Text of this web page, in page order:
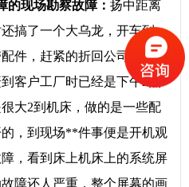
现场勘察故障： 扬中距离
搞了一个大乌龙，开车到一
件，赶紧的折回公司将一般
客户工厂时已经是下午2点
大2到机床，做的是一些配
，到现场**件事便是开机观
，看到床上机床上的系统屏
障还人严重，整个屏幕的画